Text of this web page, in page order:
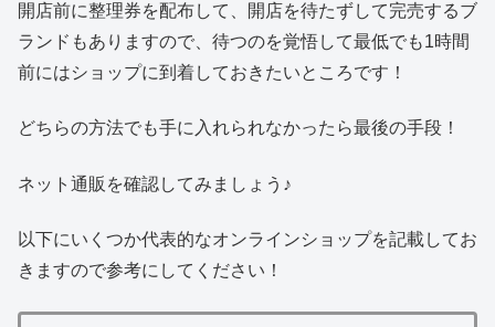
開店前に整理券を配布して、開店を待たずして完売するブ
ランドもありますので、待つのを覚悟して最低でも1時間
前にはショップに到着しておきたいところです！
どちらの方法でも手に入れられなかったら最後の手段！
ネット通販を確認してみましょう♪
以下にいくつか代表的なオンラインショップを記載してお
きますので参考にしてください！